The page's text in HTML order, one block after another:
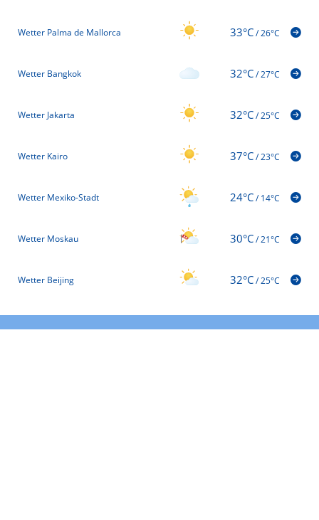
Wetter Palma de Mallorca 33°C/26°C
Wetter Bangkok 32°C/27°C
Wetter Jakarta 32°C/25°C
Wetter Kairo 37°C/23°C
Wetter Mexiko-Stadt 24°C/14°C
Wetter Moskau 30°C/21°C
Wetter Beijing 32°C/25°C